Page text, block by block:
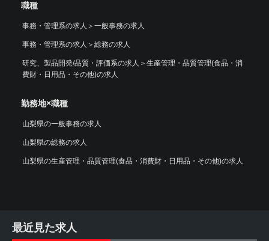
職種
事務・管理系の求人 ＞ 一般事務の求人
事務・管理系の求人 ＞ 総務の求人
研究、製品開発/品質・評価系の求人 ＞ 生産管理・品質管理(食品・消
費財・日用品・その他)の求人
勤務地×職種
山梨県の一般事務の求人
山梨県の総務の求人
山梨県の生産管理・品質管理(食品・消費財・日用品・その他)の求人
最近見た求人